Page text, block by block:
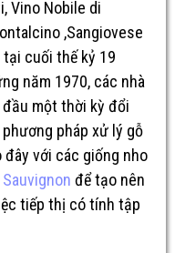
Vino Nobile di
,Sangiovese
cuối thế kỷ 19
năm 1970, các nhà
một thời kỳ đổi
pháp xử lý gỗ
với các giống nho
để tạo nên
tiếp thị có tính tập